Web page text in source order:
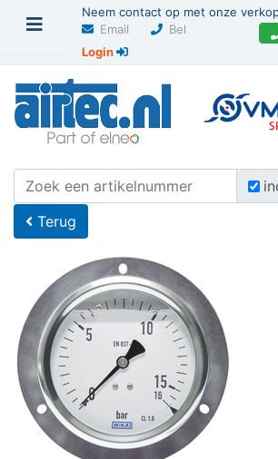
Neem contact op met onze
Email
Bel
Login
U bevindt zich hier Home
Terug